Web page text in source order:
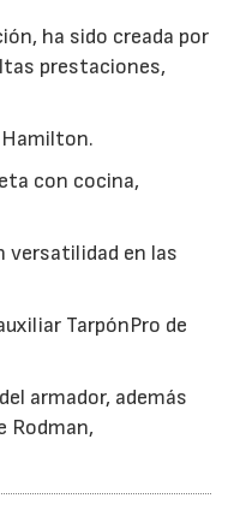
ha sido creada por
prestaciones,
con cocina,
versatilidad en las
TarpónPro de
armador, además
Rodman,